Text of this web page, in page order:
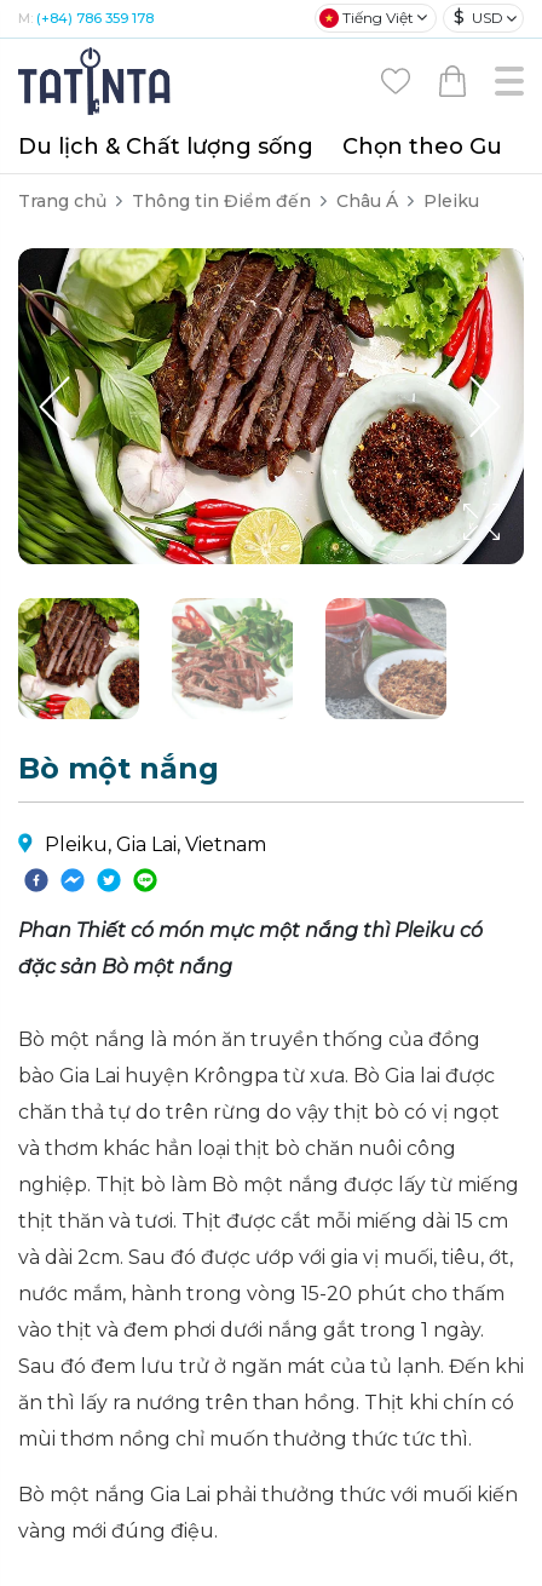
M: (+84) 786 359 178 Tiếng Việt $ USD
Du lịch & Chất lượng sống Chọn theo Gu
Trang chủ Thông tin Điểm đến Châu Á Pleiku
Bò một nắng
Pleiku, Gia Lai, Vietnam
Phan Thiết có món mực một nắng thì Pleiku có
đặc sản Bò một nắng
Bò một nắng là món ăn truyền thống của đồng
bào Gia Lai huyện Krôngpa từ xưa. Bò Gia lai được
chăn thả tự do trên rừng do vậy thịt bò có vị ngọt
và thơm khác hẳn loại thịt bò chăn nuôi công
nghiệp. Thịt bò làm Bò một nắng được lấy từ miếng
thịt thăn và tươi. Thịt được cắt mỗi miếng dài 15 cm
và dài 2cm. Sau đó được ướp với gia vị muối, tiêu, ớt,
nước mắm, hành trong vòng 15-20 phút cho thấm
vào thịt và đem phơi dưới nắng gắt trong 1 ngày.
Sau đó đem lưu trử ở ngăn mát của tủ lạnh. Đến khi
ăn thì lấy ra nướng trên than hồng. Thịt khi chín có
mùi thơm nồng chỉ muốn thưởng thức tức thì.
Bò một nắng Gia Lai phải thưởng thức với muối kiến
vàng mới đúng điệu.